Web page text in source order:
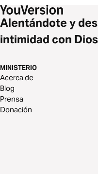
Alentándote y
intimidad con
MINISTERIO
Acerca de
Blog
Prensa
Donación